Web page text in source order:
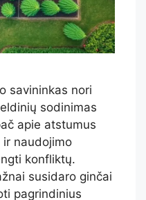
savininkas nori
sodinimas
apie atstumus
ir naudojimo
konfliktų.
susidaro ginčai
pagrindinius